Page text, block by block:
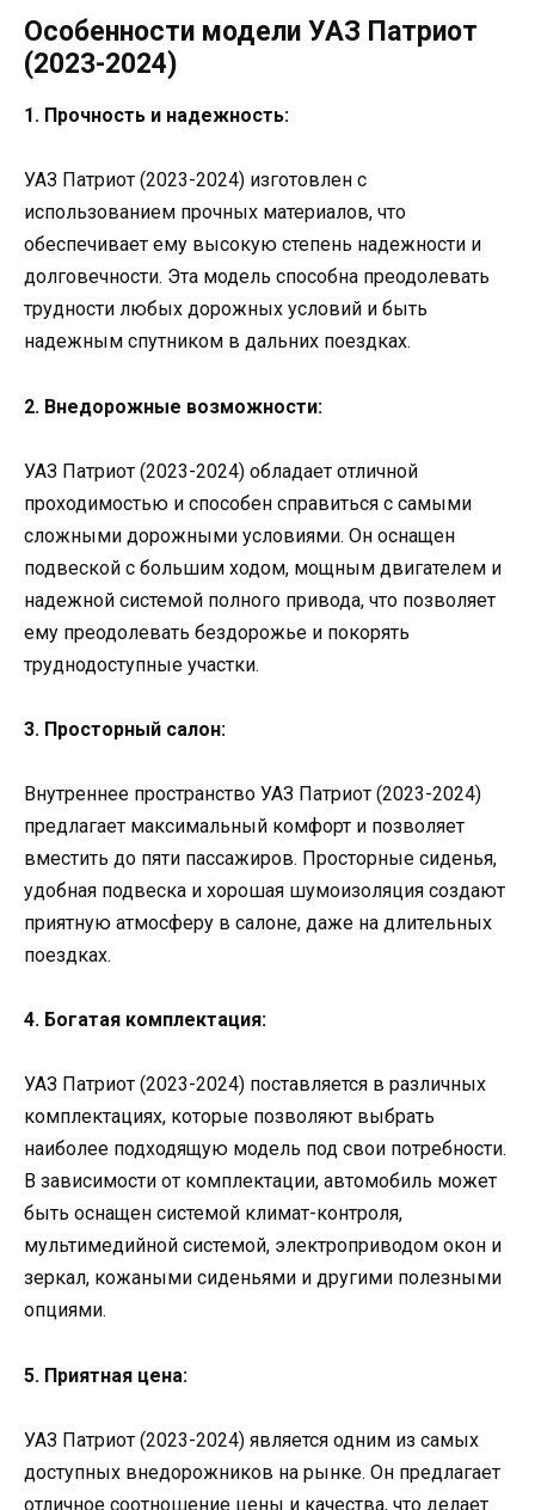
Особенности модели УАЗ Патриот
(2023-2024)
1. Прочность и надежность:
УАЗ Патриот (2023-2024) изготовлен с
использованием прочных материалов, что
обеспечивает ему высокую степень надежности и
долговечности. Эта модель способна преодолевать
трудности любых дорожных условий и быть
надежным спутником в дальних поездках.
2. Внедорожные возможности:
УАЗ Патриот (2023-2024) обладает отличной
проходимостью и способен справиться с самыми
сложными дорожными условиями. Он оснащен
подвеской с большим ходом, мощным двигателем и
надежной системой полного привода, что позволяет
ему преодолевать бездорожье и покорять
труднодоступные участки.
3. Просторный салон:
Внутреннее пространство УАЗ Патриот (2023-2024)
предлагает максимальный комфорт и позволяет
вместить до пяти пассажиров. Просторные сиденья,
удобная подвеска и хорошая шумоизоляция создают
приятную атмосферу в салоне, даже на длительных
поездках.
4. Богатая комплектация:
УАЗ Патриот (2023-2024) поставляется в различных
комплектациях, которые позволяют выбрать
наиболее подходящую модель под свои потребности.
В зависимости от комплектации, автомобиль может
быть оснащен системой климат-контроля,
мультимедийной системой, электроприводом окон и
зеркал, кожаными сиденьями и другими полезными
опциями.
5. Приятная цена:
УАЗ Патриот (2023-2024) является одним из самых
доступных внедорожников на рынке. Он предлагает
отличное соотношение цены и качества, что делает